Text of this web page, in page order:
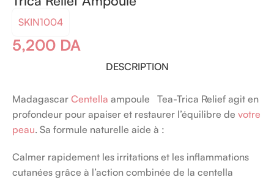
SKIN1004
5,200 DA
DESCRIPTION
Madagascar Centella ampoule Tea-Trica Relief agit en
profondeur pour apaiser et restaurer l’équilibre de votre
peau. Sa formule naturelle aide à :
Calmer rapidement les irritations et les inflammations
cutanées grâce à l’action combinée de la centella